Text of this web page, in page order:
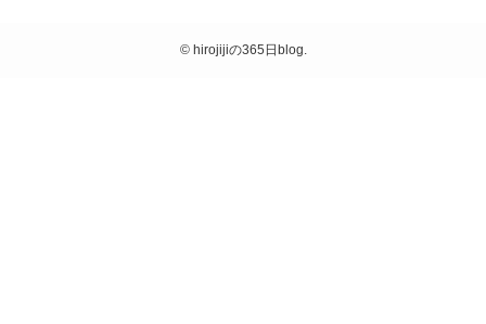
©hirojijiの365日blog.